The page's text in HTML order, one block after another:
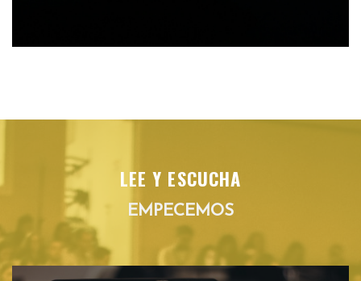
LEE Y ESCUCHA
EMPECEMOS